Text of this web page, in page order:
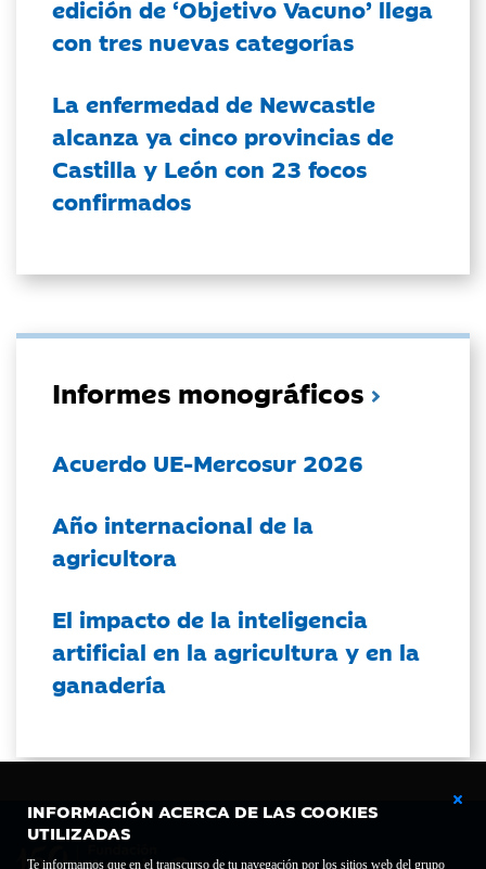
INFORMACIÓN ACERCA DE LAS COOKIES
UTILIZADAS
Te informamos que en el transcurso de tu navegación por los sitios web del grupo
edición de ‘Objetivo Vacuno’ llega
con tres nuevas categorías
La enfermedad de Newcastle
alcanza ya cinco provincias de
Castilla y León con 23 focos
confirmados
Informes monográficos
Acuerdo UE-Mercosur 2026
Año internacional de la
agricultora
El impacto de la inteligencia
artificial en la agricultura y en la
ganadería